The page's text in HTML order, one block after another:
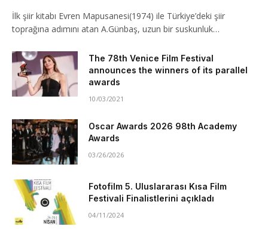
İlk şiir kitabı Evren Mapusanesi(1974) ile Türkiye’deki şiir
toprağına adımını atan A.Günbaş, uzun bir suskunluk…
The 78th Venice Film Festival
announces the winners of its parallel
awards
10/03/2021
Oscar Awards 2026 98th Academy
Awards
03/26/2026
Fotofilm 5. Uluslararası Kısa Film
Festivali Finalistlerini açıkladı
04/11/2024